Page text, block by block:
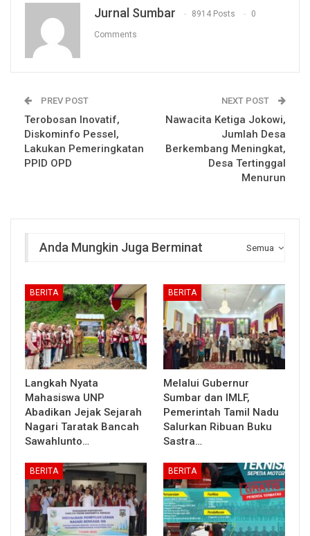
Jurnal Sumbar 8914 Posts 0
Comments
PREV POST
Terobosan Inovatif,
Diskominfo Pessel,
Lakukan Pemeringkatan
PPID OPD
NEXT POST
Nawacita Ketiga Jokowi,
Jumlah Desa
Berkembang Meningkat,
Desa Tertinggal
Menurun
Semua
Anda Mungkin Juga Berminat
BERITA
Langkah Nyata
Mahasiswa UNP
Abadikan Jejak Sejarah
Nagari Taratak Bancah
Sawahlunto…
BERITA
Melalui Gubernur
Sumbar dan IMLF,
Pemerintah Tamil Nadu
Salurkan Ribuan Buku
Sastra…
BERITA BERITA